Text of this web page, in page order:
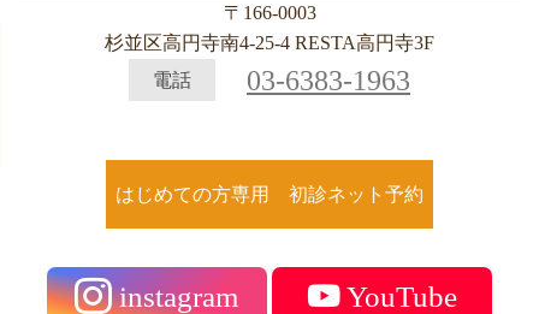
〒166-0003
杉並区高円寺南4-25-4 RESTA高円寺3F
電話
03-6383-1963
はじめての方専用 初診ネット予約
instagram YouTube